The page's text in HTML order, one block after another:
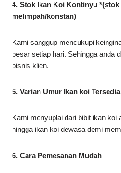
4. Stok Ikan Koi Kontinyu *(stok
melimpah/konstan)
Kami sanggup mencukupi
besar setiap hari. Sehingga anda
bisnis klien.
5. Varian Umur Ikan koi Tersedia
Kami menyuplai dari bibit ikan koi
hingga ikan koi dewasa demi
6. Cara Pemesanan Mudah